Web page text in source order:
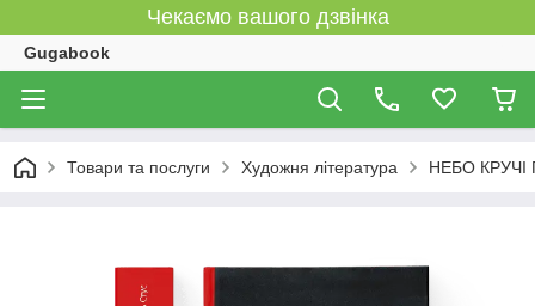
Чекаємо вашого дзвінка
Gugabook
Товари та послуги Художня література НЕБО КРУЧІ